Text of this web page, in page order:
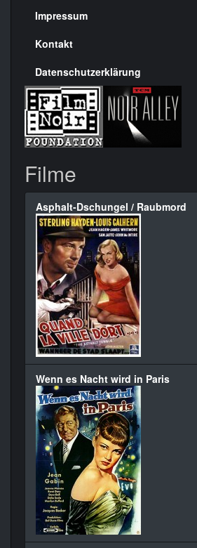
Seite
Impressum
Kontakt
Datenschutzerklärung
Filme
Asphalt-Dschungel / Raubmord
Wenn es Nacht wird in Paris